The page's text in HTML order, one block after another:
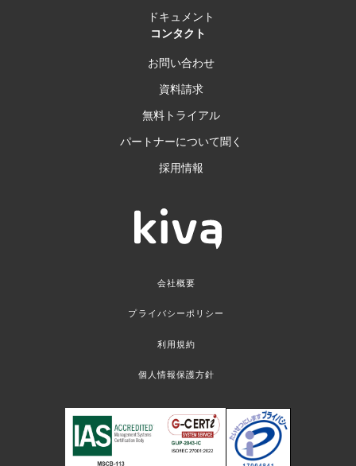
ドキュメント
コンタクト
お問い合わせ
資料請求
無料トライアル
パートナーについて聞く
採用情報
会社概要
プライバシーポリシー
利用規約
個人情報保護方針